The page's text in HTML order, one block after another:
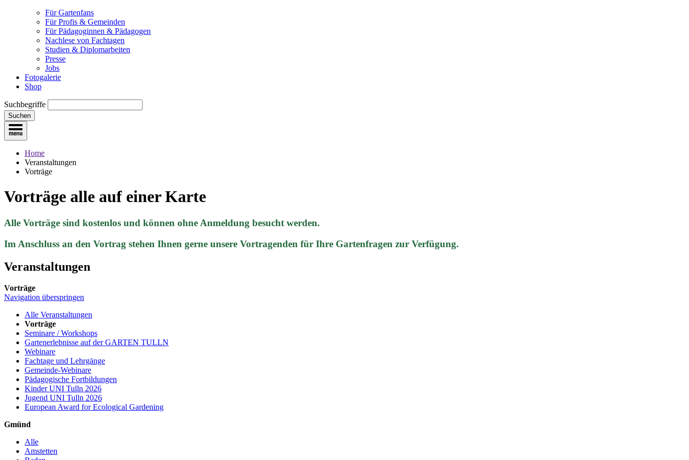
Für Gartenfans
Für Profis & Gemeinden
Für Pädagoginnen & Pädagogen
Nachlese von Fachtagen
Studien & Diplomarbeiten
Presse
Jobs
Fotogalerie
Shop
Suchbegriffe
Suchen
Home
Veranstaltungen
Vorträge
Vorträge alle auf einer Karte
Alle Vorträge sind kostenlos und können ohne Anmeldung besucht werden.
Im Anschluss an den Vortrag stehen Ihnen gerne unsere Vortragenden für Ihre Gartenfragen zur Verfügung.
Veranstaltungen
Vorträge
Navigation überspringen
Alle Veranstaltungen
Vorträge
Seminare / Workshops
Gartenerlebnisse auf der GARTEN TULLN
Webinare
Fachtage und Lehrgänge
Gemeinde-Webinare
Pädagogische Fortbildungen
Kinder UNI Tulln 2026
Jugend UNI Tulln 2026
European Award for Ecological Gardening
Gmünd
Alle
Amstetten